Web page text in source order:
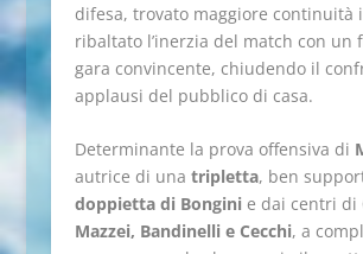
difesa, trovato maggiore continuità
ribaltato l’inerzia del match con un
gara convincente, chiudendo il
applausi del pubblico di casa.
Determinante la prova offensiva di
autrice di una tripletta, ben
doppietta di Bongini e dai centri di
Mazzei, Bandinelli e Cecchi, a